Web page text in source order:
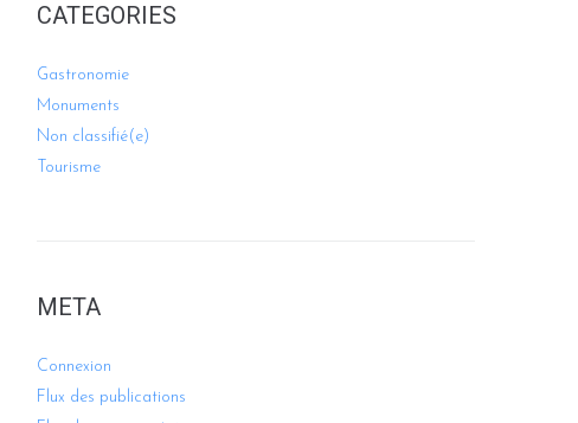
CATEGORIES
Gastronomie
Monuments
Non classifié(e)
Tourisme
META
Connexion
Flux des publications